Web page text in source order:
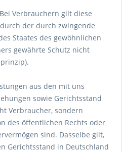
Verbrauchern gilt diese
der durch zwingende
Staates des gewöhnlichen
gewährte Schutz nicht
aus den mit uns
sowie Gerichtsstand
Verbraucher, sondern
des öffentlichen Rechts oder
sind. Dasselbe gilt,
Gerichtsstand in Deutschland